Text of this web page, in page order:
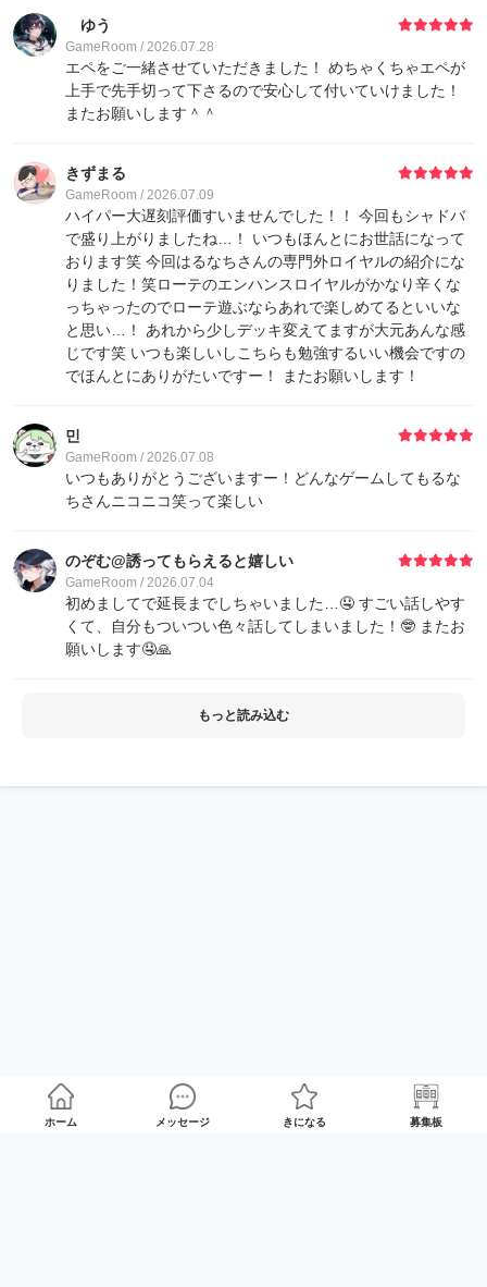
ゆう
GameRoom / 2026.07.28
エペをご一緒させていただきました！ めちゃくちゃエペが
上手で先手切って下さるので安心して付いていけました！
またお願いします＾＾
きずまる
GameRoom / 2026.07.09
ハイパー大遅刻評価すいませんでした！！ 今回もシャドバ
で盛り上がりましたね…！ いつもほんとにお世話になって
おります笑 今回はるなちさんの専門外ロイヤルの紹介にな
りました！笑ローテのエンハンスロイヤルがかなり辛くな
っちゃったのでローテ遊ぶならあれで楽しめてるといいな
と思い…！ あれから少しデッキ変えてますが大元あんな感
じです笑 いつも楽しいしこちらも勉強するいい機会ですの
でほんとにありがたいですー！ またお願いします！
민
GameRoom / 2026.07.08
いつもありがとうございますー！どんなゲームしてもるな
ちさんニコニコ笑って楽しい
のぞむ@誘ってもらえると嬉しい
GameRoom / 2026.07.04
初めましてで延長までしちゃいました…🤤 すごい話しやす
くて、自分もついつい色々話してしまいました！🤓 またお
願いします🤤🙏
もっと読み込む
ホーム メッセージ きになる 募集板